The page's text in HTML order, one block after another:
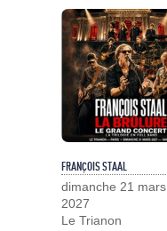
FRANÇOIS STAAL
dimanche 21 mars
2027
Le Trianon